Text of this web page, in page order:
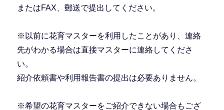
またはFAX、郵送で提出してください。
※以前に花育マスターを利用したことがあり、連絡
先がわかる場合は直接マスターに連絡してくださ
い。
紹介依頼書や利用報告書の提出は必要ありません。
※希望の花育マスターをご紹介できない場合もござ